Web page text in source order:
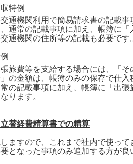
特例
通機関利用で簡易請求書の記載
通常の記載事項に加え、帳簿に「
通機関の住所等の記載も必要です
旅費等を支給する場合には、「そ
の金額は、帳簿のみの保存で仕入
の記載事項に加え、帳簿に「出
ります。
替経費精算書での精算
ますので、これまで社内で使っ
となった事項のみ追加する方が良